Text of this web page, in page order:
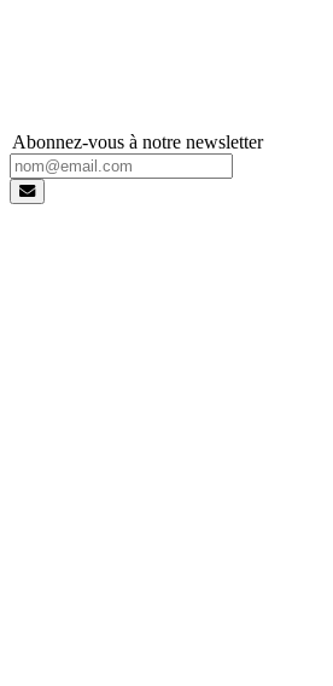
Abonnez-vous à notre newsletter